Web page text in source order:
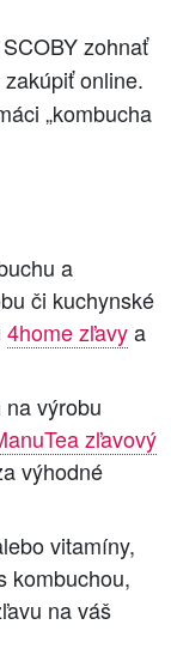
zohnať
online.
„kombucha
a
či kuchynské
4home zľavya
výrobu
zľavový
výhodné
vitamíny,
kombuchou,
na váš